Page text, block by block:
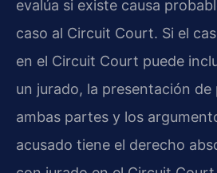
evalúa si existe causa
caso al Circuit Court. Si el
en el Circuit Court puede
un jurado, la presentación de
ambas partes y los
acusado tiene el derecho